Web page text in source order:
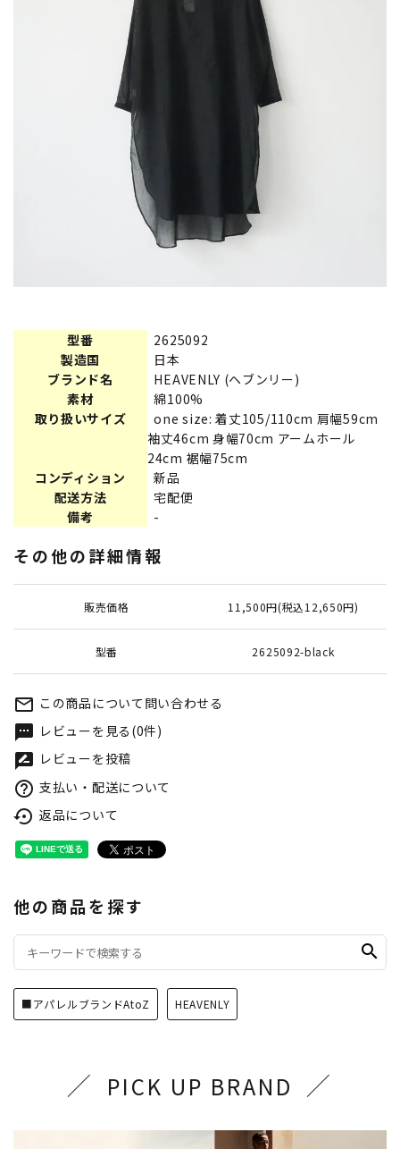
型番
2625092
製造国
日本
ブランド名
HEAVENLY (ヘブンリー)
素材
綿100%
取り扱いサイズ
one size: 着丈105/110cm 肩幅59cm
袖丈46cm 身幅70cm アームホール
24cm 裾幅75cm
コンディション
新品
配送方法
宅配便
備考
-
その他の詳細情報
販売価格 11,500円(税込12,650円)
型番 2625092-black
mail_outline この商品について問い合わせる
textsms レビューを見る(0件)
rate_review レビューを投稿
help_outline 支払い・配送について
settings_backup_restore 返品について
他の商品を探す
search
■アパレルブランドAtoZ HEAVENLY
PICK UP BRAND